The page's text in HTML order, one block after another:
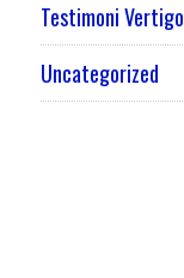
Testimoni Vertigo
Uncategorized